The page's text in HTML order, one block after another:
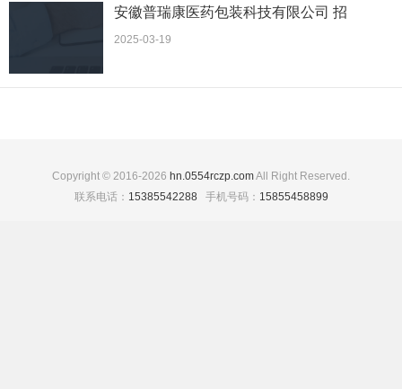
安徽普瑞康医药包装科技有限公司 招
2025-03-19
Copyright © 2016-2026 hn.0554rczp.comAll Right Reserved.
联系电话： 15385542288 手机号码： 15855458899